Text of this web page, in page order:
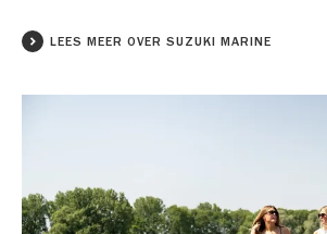
LEES MEER OVER SUZUKI MARINE